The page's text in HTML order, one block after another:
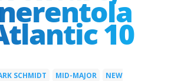
10
SCHMIDT MID-MAJOR
NEW